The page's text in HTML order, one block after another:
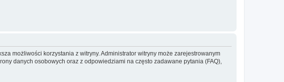
możliwości korzystania z witryny. Administrator witryny może zarejestrowanym
danych osobowych oraz z odpowiedziami na często zadawane pytania (FAQ),